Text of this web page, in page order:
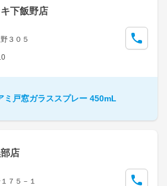
下飯野店
３０５
ミ戸窓ガラススプレー 450mL
店
７５－１